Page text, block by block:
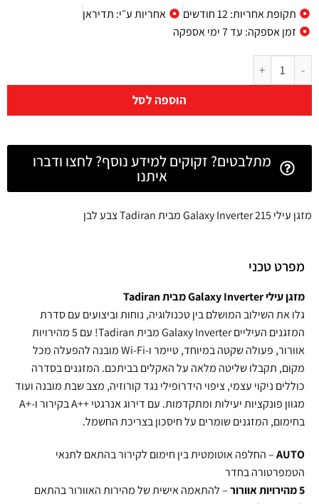
תקופת אחריות: 12 חודשים
אחריות ע״י: תדיראן
זמן אספקה: עד 7 ימי אספקה
הוספה לסל
מתלבטים? זקוקים למידע נוסף? לחצו ודברו
איתנו
מזגן עילי 215 Galaxy Inverter מבית Tadiran צבע לבן
מפרט טכני
מזגן עילי Galaxy Inverter מבית Tadiran
גלו את השילוב המושלם בין טכנולוגיה, נוחות וביצועים עם סדרת
המזגנים העיליים Galaxy Inverter מבית Tadiran! עם 5 מהירויות
אוורור, פעולה שקטה במיוחד, טיימר ו-Wi-Fi מובנה להפעלה מכל
מקום, תקבלו שליטה מלאה על האקלים בביתכם. המזגנים בסדרה
כוללים ניקוי עצמי, ציפוי הידרופילי נגד קורוזיה, מצב שבת מובנה ועוד
מגוון פונקציות יעילות ומתקדמות. עם דירוג אנרגטי ++A בקירור ו-+A
בחימום, המזגנים שומרים על חיסכון בצריכת החשמל.
AUTO– החלפה אוטומטית בין חימום לקירור בהתאם לתנאי
הטמפרטורה בחדר
5 מהירויות אוורור
– להתאמה אישית של מהירות האוורור בהתאם